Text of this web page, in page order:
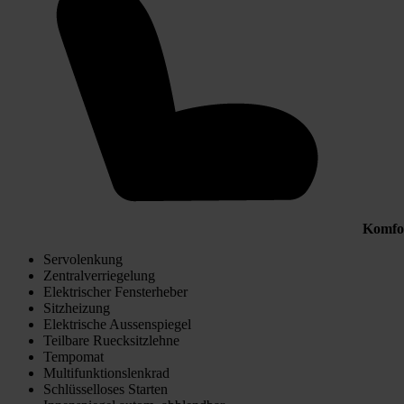
Servolenkung
Zentralverriegelung
Elektrischer Fensterheber
Sitzheizung
Elektrische Aussenspiegel
Teilbare Ruecksitzlehne
Tempomat
Multifunktionslenkrad
Schlüsselloses Starten